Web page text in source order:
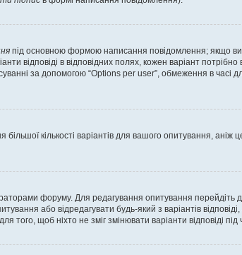
під основною формою написання повідомлення; якщо
відповіді в відповідних полях, кожен варіант потрібно
за допомогою “Options per user”, обмеження в часі
кількості варіантів для вашого опитування, аніж
форуму. Для редагування опитування перейдіть
або відредагувати будь-який з варіантів
щоб ніхто не зміг змінювати варіанти відповіді під